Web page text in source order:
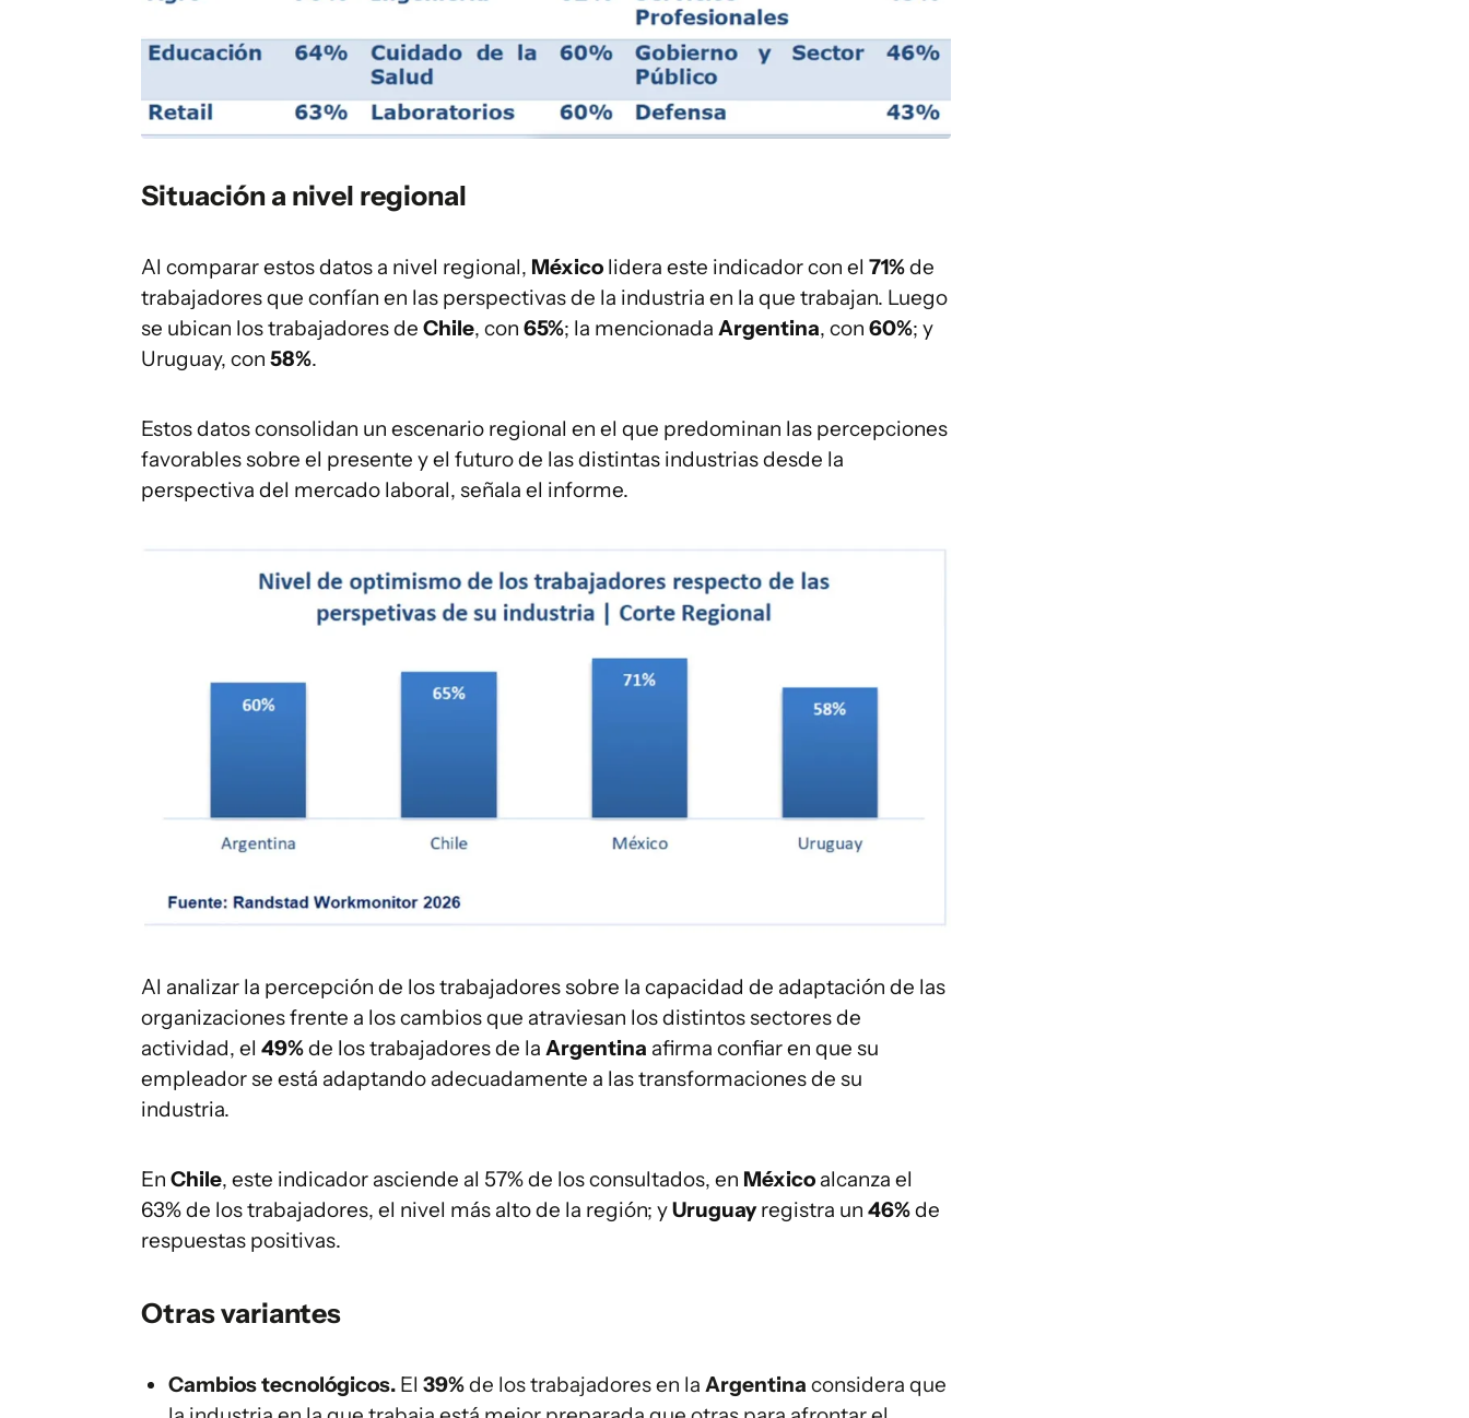
Situación a nivel regional
Al comparar estos datos a nivel regional, México lidera este indicador con el 71%de
trabajadores que confían en las perspectivas de la industria en la que trabajan. Luego
se ubican los trabajadores de Chile, con 65%; la mencionada Argentina, con 60%; y
Uruguay, con 58%.
Estos datos consolidan un escenario regional en el que predominan las percepciones
favorables sobre el presente y el futuro de las distintas industrias desde la
perspectiva del mercado laboral, señala el informe.
Al analizar la percepción de los trabajadores sobre la capacidad de adaptación de las
organizaciones frente a los cambios que atraviesan los distintos sectores de
actividad, el 49%de los trabajadores de la Argentina afirma confiar en que su
empleador se está adaptando adecuadamente a las transformaciones de su
industria.
En Chile, este indicador asciende al 57% de los consultados, en México alcanza el
63% de los trabajadores, el nivel más alto de la región; yUruguayregistra un 46%de
respuestas positivas.
Otras variantes
Cambios tecnológicos. El 39%de los trabajadores en la Argentina considera que